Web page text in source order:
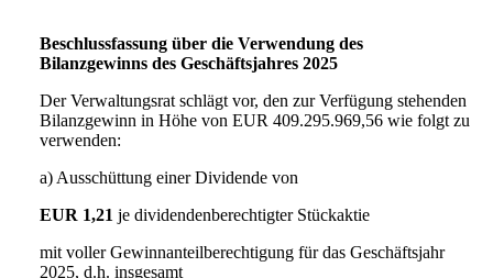
Beschlussfassung über die Verwendung des
Bilanzgewinns des Geschäftsjahres 2025
Der Verwaltungsrat schlägt vor, den zur Verfügung stehenden
Bilanzgewinn in Höhe von EUR 409.295.969,56 wie folgt zu
verwenden:
a) Ausschüttung einer Dividende von
EUR 1,21 je dividendenberechtigter Stückaktie
mit voller Gewinnanteilberechtigung für das Geschäftsjahr
2025, d.h. insgesamt